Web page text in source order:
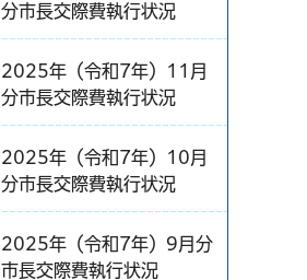
分市長交際費執行状況
2025年（令和7年）11月
分市長交際費執行状況
2025年（令和7年）10月
分市長交際費執行状況
2025年（令和7年）9月分
市長交際費執行状況